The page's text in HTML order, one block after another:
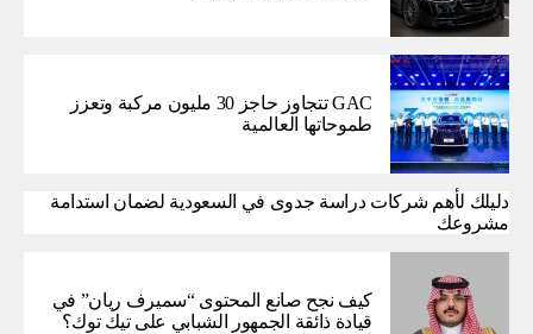
GAC تتجاوز حاجز 30 مليون مركبة وتعزز
طموحاتها العالمية
دليلك لأهم شركات دراسة جدوى في السعودية لضمان استدامة
مشروعك
كيف نجح صانع المحتوى “سميرف ريان” في
قيادة ذائقة الجمهور الشبابي على تيك توك؟